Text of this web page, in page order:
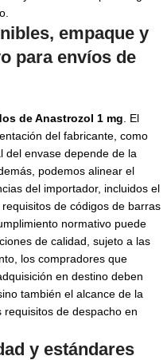
empaque y
para envíos de
de Anastrozol 1 mg . El
del fabricante, como
del envase depende de la
podemos alinear el
del importador, incluidos el
de códigos de barras
normativo puede
de calidad, sujeto a las
los compradores que
en destino deben
también el alcance de la
de despacho en
y estándares